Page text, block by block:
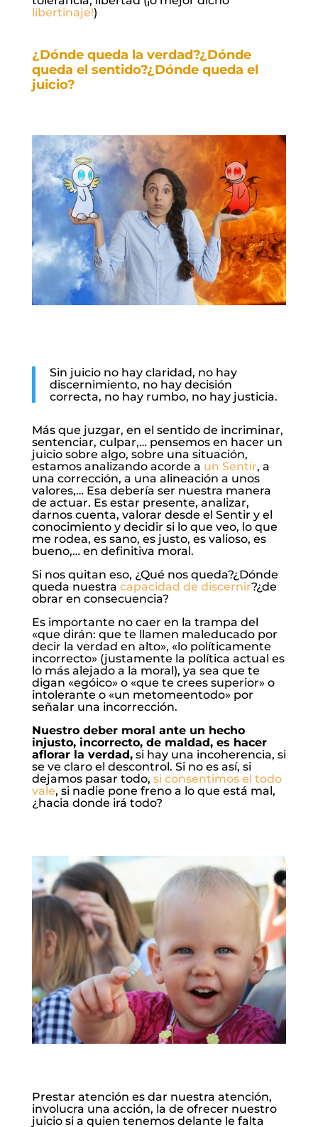
libertinaje!)
¿Dónde queda la verdad?¿Dónde
queda el sentido?¿Dónde queda el
juicio?
Sin juicio no hay claridad, no hay
discernimiento, no hay decisión
correcta, no hay rumbo, no hay justicia.
Más que juzgar, en el sentido de incriminar,
sentenciar, culpar,… pensemos en hacer un
juicio sobre algo, sobre una situación,
estamos analizando acorde a un Sentir, a
una corrección, a una alineación a unos
valores,… Esa debería ser nuestra manera
de actuar. Es estar presente, analizar,
darnos cuenta, valorar desde el Sentir y el
conocimiento y decidir si lo que veo, lo que
me rodea, es sano, es justo, es valioso, es
bueno,… en definitiva moral.
Si nos quitan eso, ¿Qué nos queda?¿Dónde
queda nuestra capacidad de discernir?¿de
obrar en consecuencia?
Es importante no caer en la trampa del
«que dirán: que te llamen maleducado por
decir la verdad en alto», «lo políticamente
incorrecto» (justamente la política actual es
lo más alejado a la moral), ya sea que te
digan «egóico» o «que te crees superior» o
intolerante o «un metomeentodo» por
señalar una incorrección.
Nuestro deber moral ante un hecho
injusto, incorrecto, de maldad, es hacer
aflorar la verdad,si hay una incoherencia, si
se ve claro el descontrol. Si no es así, si
dejamos pasar todo, si consentimos el todo
vale, si nadie pone freno a lo que está mal,
¿hacia donde irá todo?
Prestar atención es dar nuestra atención,
involucra una acción, la de ofrecer nuestro
juicio si a quien tenemos delante le falta